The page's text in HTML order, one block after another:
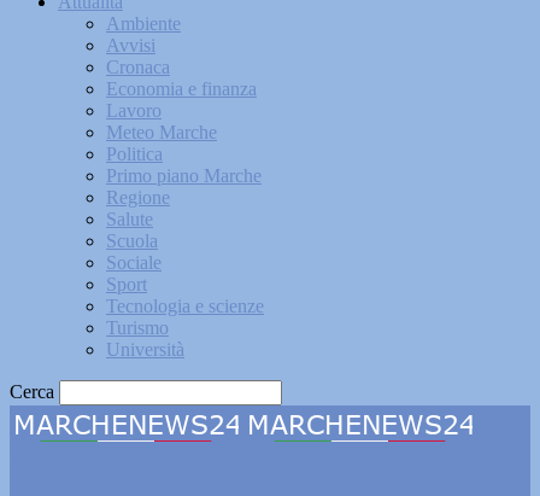
Ambiente
Avvisi
Cronaca
Economia e finanza
Lavoro
Meteo Marche
Politica
Primo piano Marche
Regione
Salute
Scuola
Sociale
Sport
Tecnologia e scienze
Turismo
Università
Cerca